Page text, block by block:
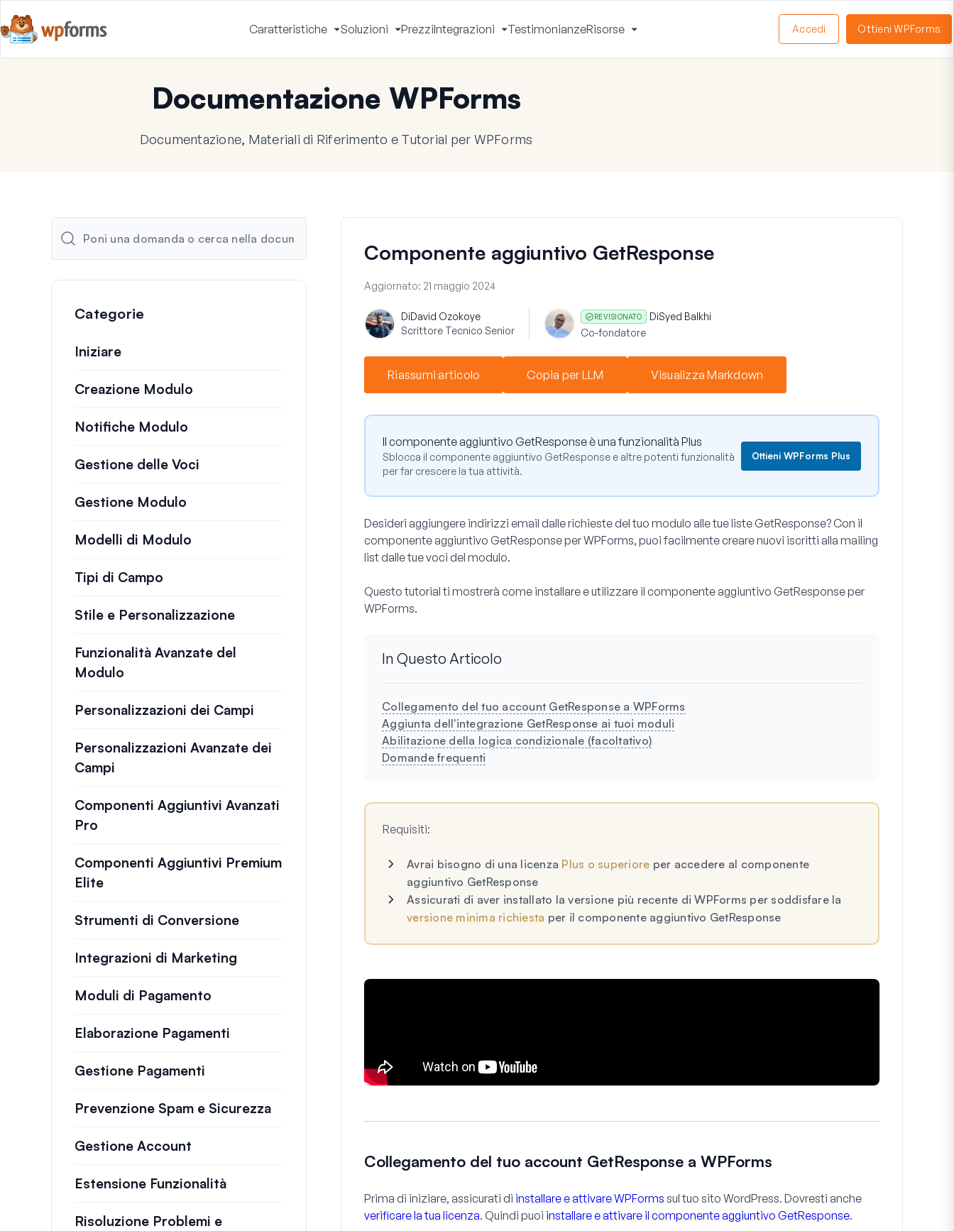
Caratteristiche
Apri
Menu
Soluzioni
Apri
Menu
PrezziIntegrazioni
Apri
Menu
TestimonianzeRisorse
Menu
Accedi Ottieni WPForms
Documentazione WPForms
Documentazione, Materiali di Riferimento e Tutorial per WPForms
Componente aggiuntivo GetResponse
Aggiornato: 21 maggio 2024
DiDavid Ozokoye
Scrittore Tecnico Senior
REVISIONATO DiSyed Balkhi
Co-fondatore
Riassumi articolo Copia per LLM Visualizza Markdown
Il componente aggiuntivo GetResponse è una funzionalità Plus
Sblocca il componente aggiuntivo GetResponse e altre potenti funzionalità
per far crescere la tua attività.
Ottieni WPForms Plus
Desideri aggiungere indirizzi email dalle richieste del tuo modulo alle tue liste GetResponse? Con il
componente aggiuntivo GetResponse per WPForms, puoi facilmente creare nuovi iscritti alla mailing
list dalle tue voci del modulo.
Questo tutorial ti mostrerà come installare e utilizzare il componente aggiuntivo GetResponse per
WPForms.
In Questo Articolo
Collegamento del tuo account GetResponse a WPForms
Aggiunta dell'integrazione GetResponse ai tuoi moduli
Abilitazione della logica condizionale (facoltativo)
Domande frequenti
Requisiti:
Avrai bisogno di una licenza Plus o superiore per accedere al componente
aggiuntivo GetResponse
Assicurati di aver installato la versione più recente di WPForms per soddisfare la
versione minima richiesta per il componente aggiuntivo GetResponse
Collegamento del tuo account GetResponse a WPForms
Prima di iniziare, assicurati di installare e attivare WPForms sul tuo sito WordPress. Dovresti anche
verificare la tua licenza. Quindi puoi installare e attivare il componente aggiuntivo GetResponse.
Categorie
Iniziare
Creazione Modulo
Notifiche Modulo
Gestione delle Voci
Gestione Modulo
Modelli di Modulo
Tipi di Campo
Stile e Personalizzazione
Funzionalità Avanzate del
Modulo
Personalizzazioni dei Campi
Personalizzazioni Avanzate dei
Campi
Componenti Aggiuntivi Avanzati
Pro
Componenti Aggiuntivi Premium
Elite
Strumenti di Conversione
Integrazioni di Marketing
Moduli di Pagamento
Elaborazione Pagamenti
Gestione Pagamenti
Prevenzione Spam e Sicurezza
Gestione Account
Estensione Funzionalità
Risoluzione Problemi e